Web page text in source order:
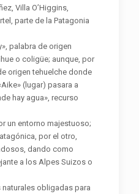
Villa O’Higgins,
parte de la Patagonia
palabra de origen
o coligüe; aunque, por
origen tehuelche donde
(lugar) pasara a
hay agua», recurso
un entorno majestuoso;
por el otro,
dando como
a los Alpes Suizos o
obligadas para